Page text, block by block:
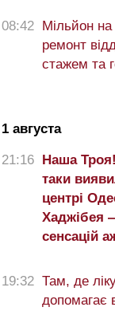
08:42
Мільйон
ремонт
стажем та
1 августа
21:16
Наша
таки
центрі
Хаджібея
сенсацій
19:32 Там, де
допомагає